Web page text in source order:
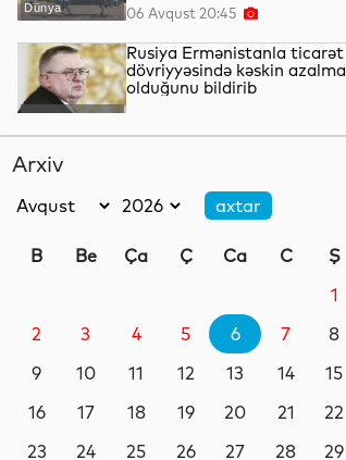
Dünya 06 Avqust 20:45
Dünya
Rusiya Ermənistanla ticarət
dövriyyəsində kəskin azalma
olduğunu bildirib
azalıb
İdman 06 Avqust 19:26
İqtisadiyyat
İlin birinci yarısında “Azəri-
dövlətinə 2 milyard kubmetr
06 Avqust 18:55
Arxiv
B Be Ça Ç Ca C
Ş
1
2
3 4 5 6 7
8
9
10 11 12 13 14
15
16
17 18 19 20 21
22
23
24 25 26 27 28
29